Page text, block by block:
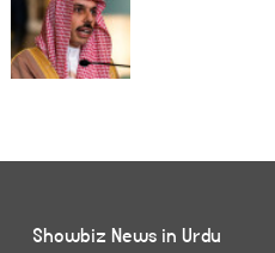
Showbiz News in Urdu